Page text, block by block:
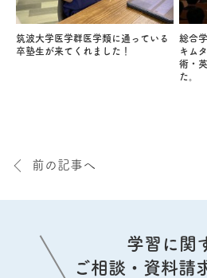
筑波大学医学群医学類に通っている
卒塾生が来てくれました！
総合
キム
術・
た。
前の記事へ
学習に関
ご相談・資料請